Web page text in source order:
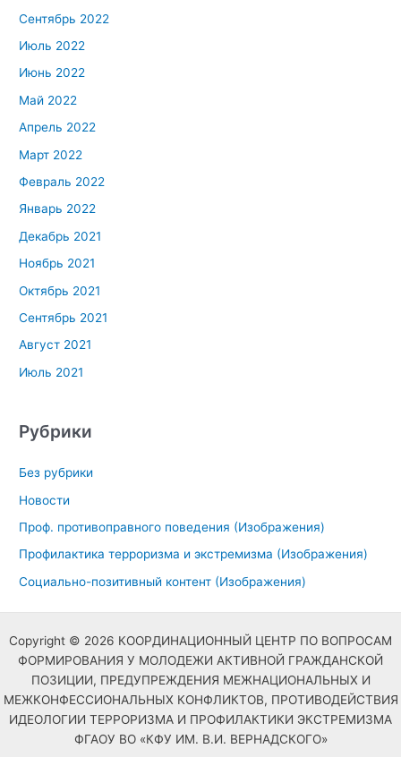
Сентябрь 2022
Июль 2022
Июнь 2022
Май 2022
Апрель 2022
Март 2022
Февраль 2022
Январь 2022
Декабрь 2021
Ноябрь 2021
Октябрь 2021
Сентябрь 2021
Август 2021
Июль 2021
Рубрики
Без рубрики
Новости
Проф. противоправного поведения (Изображения)
Профилактика терроризма и экстремизма (Изображения)
Социально-позитивный контент (Изображения)
Copyright © 2026 КООРДИНАЦИОННЫЙ ЦЕНТР ПО ВОПРОСАМ
ФОРМИРОВАНИЯ У МОЛОДЕЖИ АКТИВНОЙ ГРАЖДАНСКОЙ
ПОЗИЦИИ, ПРЕДУПРЕЖДЕНИЯ МЕЖНАЦИОНАЛЬНЫХ И
МЕЖКОНФЕССИОНАЛЬНЫХ КОНФЛИКТОВ, ПРОТИВОДЕЙСТВИЯ
ИДЕОЛОГИИ ТЕРРОРИЗМА И ПРОФИЛАКТИКИ ЭКСТРЕМИЗМА
ФГАОУ ВО «КФУ ИМ. В.И. ВЕРНАДСКОГО»